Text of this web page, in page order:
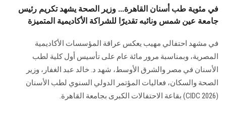
في مئوية طب أسنان القاهرة... وزير الصحة يشهد تكريم رئيس
جامعة عين شمس ونائبه تقديرًا للشراكة الأكاديمية المتميزة
في مشهد احتفالي مهيب يعكس عراقة المؤسسات الأكاديمية
المصرية، وبمناسبة مرور مائة عام على تأسيس أول كلية لطب
الأسنان في مصر والشرق الأوسط، شهد د. خالد عبد الغفار، وزير
الصحة والسكان، فعاليات المؤتمر الدولي السنوي لطب الأسنان
(CIDC 2026) بقاعة الاحتفالات الكبرى بجامعة القاهرة.